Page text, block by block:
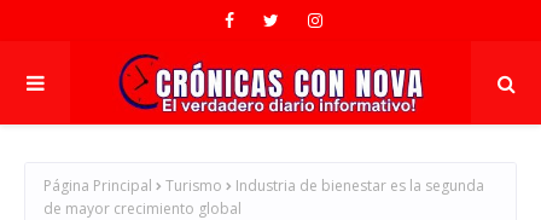
Página Principal Turismo
Industria de bienestar es la segunda
de mayor crecimiento global